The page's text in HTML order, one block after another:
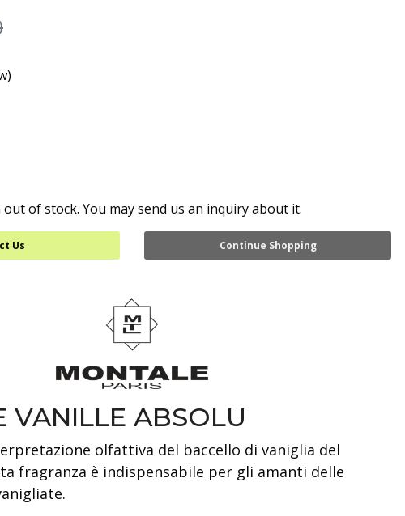
of stock. You may send us an inquiry about it.
Us Continue Shopping
VANILLE ABSOLU
olfattiva del baccello di vaniglia del
fragranza è indispensabile per gli amanti delle